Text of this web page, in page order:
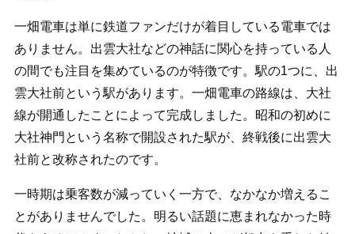
一畑電車は単に鉄道ファンだけが着目している電車では
ありません。出雲大社などの神話に関心を持っている人
の間でも注目を集めているのが特徴です。駅の1つに、出
雲大社前という駅があります。一畑電車の路線は、大社
線が開通したことによって完成しました。昭和の初めに
大社神門という名称で開設された駅が、終戦後に出雲大
社前と改称されたのです。
一時期は乗客数が減っていく一方で、なかなか増えるこ
とがありませんでした。明るい話題に恵まれなかった時